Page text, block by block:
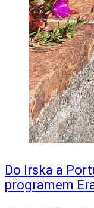
Do Irska a
programem